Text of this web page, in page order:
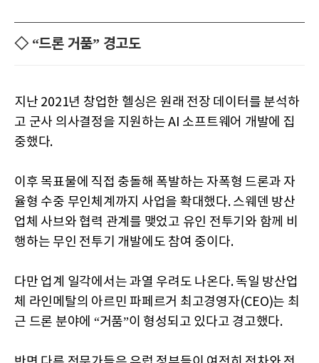
◇ “드론 거품” 경고도
지난 2021년 창업한 헬싱은 원래 전장 데이터를 분석하
고 군사 의사결정을 지원하는 AI 소프트웨어 개발에 집
중했다.
이후 목표물에 직접 충돌해 폭발하는 자폭형 드론과 자
율형 수중 무인체계까지 사업을 확대했다. 스웨덴 방산
업체 사브와 협력 관계를 맺었고 유인 전투기와 함께 비
행하는 무인 전투기 개발에도 참여 중이다.
다만 업계 일각에서는 과열 우려도 나온다. 독일 방산업
체 라인메탈의 아르민 파페르거 최고경영자(CEO)는 최
근 드론 분야에 “거품”이 형성되고 있다고 경고했다.